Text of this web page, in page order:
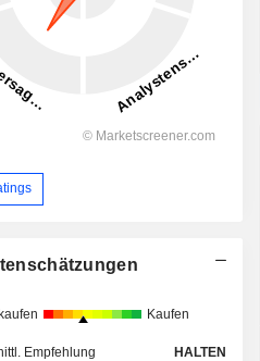
Kaufen
Empfehlung HALTEN